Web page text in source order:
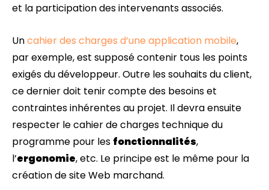
et la participation des intervenants associés.
Uncahier des charges d’une application mobile,
par exemple, est supposé contenir tous les points
exigés du développeur. Outre les souhaits du client,
ce dernier doit tenir compte des besoins et
contraintes inhérentes au projet. Il devra ensuite
respecter le cahier de charges technique du
programme pour les fonctionnalités,
l’ergonomie, etc. Le principe est le même pour la
création de site Web marchand.